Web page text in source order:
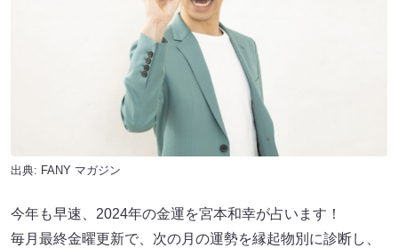
出典: FANY マガジン
今年も早速、2024年の金運を宮本和幸が占います！
毎月最終金曜更新で、次の月の運勢を縁起物別に診断し、